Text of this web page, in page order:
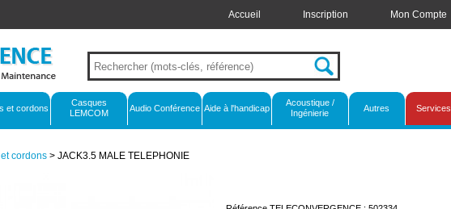
Accueil Inscription Mon Compte
et cordons
Casques
LEMCOM
Audio Conférence Aide à l'handicap
Acoustique /
Ingénierie
Autres Services
cordons > JACK3.5 MALE TELEPHONIE